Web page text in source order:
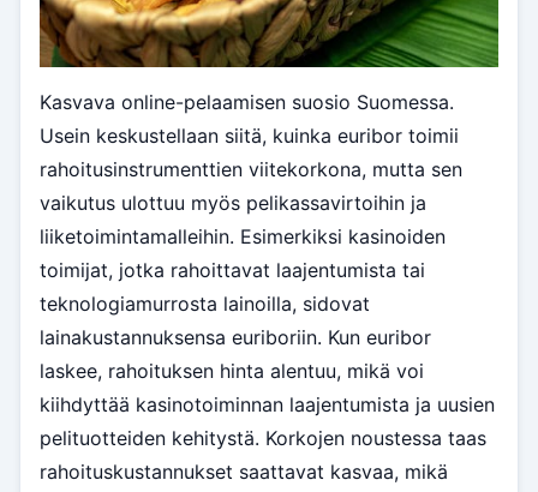
Kasvava online-pelaamisen suosio Suomessa.
Usein keskustellaan siitä, kuinka euribor toimii
rahoitusinstrumenttien viitekorkona, mutta sen
vaikutus ulottuu myös pelikassavirtoihin ja
liiketoimintamalleihin. Esimerkiksi kasinoiden
toimijat, jotka rahoittavat laajentumista tai
teknologiamurrosta lainoilla, sidovat
lainakustannuksensa euriboriin. Kun euribor
laskee, rahoituksen hinta alentuu, mikä voi
kiihdyttää kasinotoiminnan laajentumista ja uusien
pelituotteiden kehitystä. Korkojen noustessa taas
rahoituskustannukset saattavat kasvaa, mikä